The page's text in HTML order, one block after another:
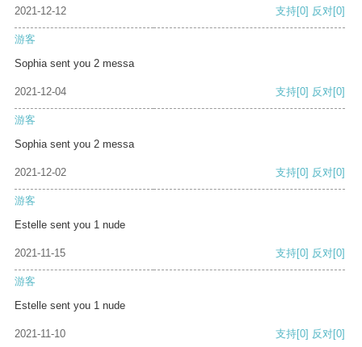
2021-12-12 支持[0] 反对[0]
游客
Sophia sent you 2 messa
2021-12-04 支持[0] 反对[0]
游客
Sophia sent you 2 messa
2021-12-02 支持[0] 反对[0]
游客
Estelle sent you 1 nude
2021-11-15 支持[0] 反对[0]
游客
Estelle sent you 1 nude
2021-11-10 支持[0] 反对[0]